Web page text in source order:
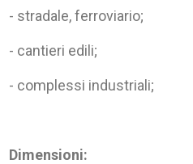
- stradale, ferroviario;
- cantieri edili;
- complessi industriali;
Dimensioni: